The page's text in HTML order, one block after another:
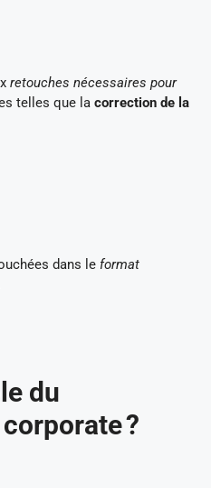
retouches nécessaires pour
telles que la correction de la
dans le format
du
?